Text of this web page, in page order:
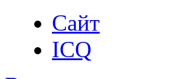
Сайт
ICQ